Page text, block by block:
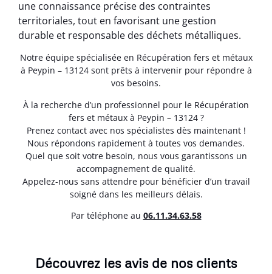
une connaissance précise des contraintes
territoriales, tout en favorisant une gestion
durable et responsable des déchets métalliques.
Notre équipe spécialisée en Récupération fers et métaux
à Peypin – 13124 sont prêts à intervenir pour répondre à
vos besoins.
À la recherche d’un professionnel pour le Récupération
fers et métaux à Peypin – 13124 ?
Prenez contact avec nos spécialistes dès maintenant !
Nous répondons rapidement à toutes vos demandes.
Quel que soit votre besoin, nous vous garantissons un
accompagnement de qualité.
Appelez-nous sans attendre pour bénéficier d’un travail
soigné dans les meilleurs délais.
Par téléphone au 06.11.34.63.58
Découvrez les avis de nos clients